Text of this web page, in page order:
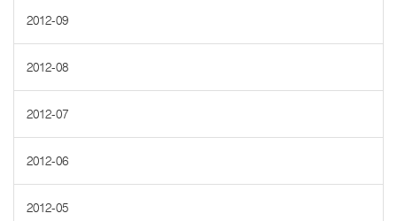
2012-09
2012-08
2012-07
2012-06
2012-05